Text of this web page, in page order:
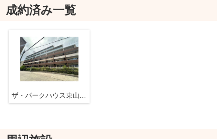
成約済み一覧
ザ・パークハウス東山公園